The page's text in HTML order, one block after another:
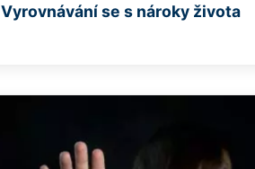
Vyrovnávání se s nároky života